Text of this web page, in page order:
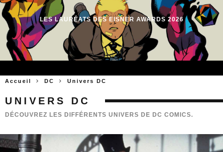
LES LAURÉATS DES EISNER AWARDS 2026
Accueil DC Univers DC
UNIVERS DC
DÉCOUVREZ LES DIFFÉRENTS UNIVERS DE DC COMICS.